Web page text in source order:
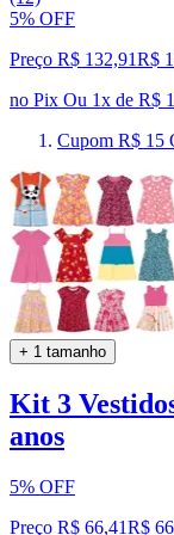
5% OFF
Preço R$ 132,91R$
no Pix Ou 1x de R$
Cupom R$ 15
+ 1 tamanho
Kit 3
anos
5% OFF
Preço R$ 66,41R$ 66